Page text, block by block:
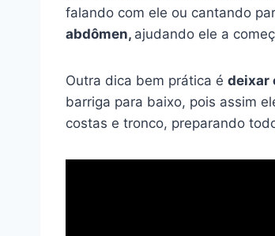
falando com ele ou cantando
abdômen, ajudando ele a
Outra dica bem prática é deixar
barriga para baixo, pois assim
costas e tronco, preparando